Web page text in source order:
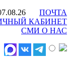
ПОЧТА
КАБИНЕТ
СМИ О НАС